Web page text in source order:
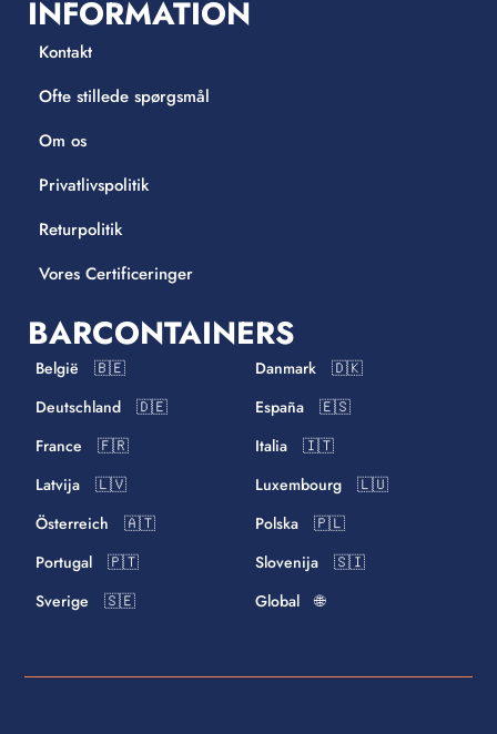
INFORMATION
Kontakt
Ofte stillede spørgsmål
Om os
Privatlivspolitik
Returpolitik
Vores Certificeringer
BARCONTAINERS
België 🇧🇪
Danmark 🇩🇰
Deutschland 🇩🇪
España 🇪🇸
France 🇫🇷
Italia 🇮🇹
Latvija 🇱🇻
Luxembourg 🇱🇺
Österreich 🇦🇹
Polska 🇵🇱
Portugal 🇵🇹
Slovenija 🇸🇮
Sverige 🇸🇪
Global 🌐